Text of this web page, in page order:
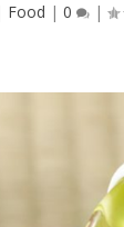
Food |0 |